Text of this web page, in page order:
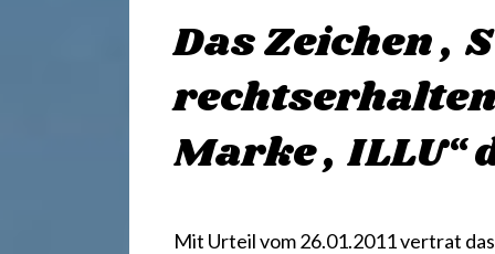
Das Zeichen
Marke „ILLU“
Mit Urteil vom 26.01.2011 vertrat